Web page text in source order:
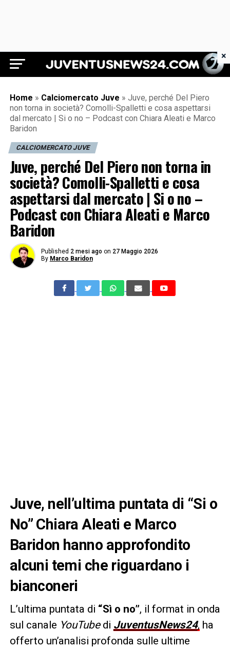
Juventus News 24
Home » Calciomercato Juve » Juve, perché Del Piero
non torna in società? Comolli-Spalletti e cosa aspettarsi
dal mercato | Si o no – Podcast con Chiara Aleati e Marco
Baridon
CALCIOMERCATO JUVE
Juve, perché Del Piero non torna in
società? Comolli-Spalletti e cosa
aspettarsi dal mercato | Si o no –
Podcast con Chiara Aleati e Marco
Baridon
Published 2 mesi ago on 27 Maggio 2026
By Marco Baridon
Juve, nell’ultima puntata di “Si o
No” Chiara Aleati e Marco
Baridon hanno approfondito
alcuni temi che riguardano i
bianconeri
L’ultima puntata di “Sì o no”, il format in onda
sul canale YouTubedi JuventusNews24, ha
offerto un’analisi profonda sulle ultime
×